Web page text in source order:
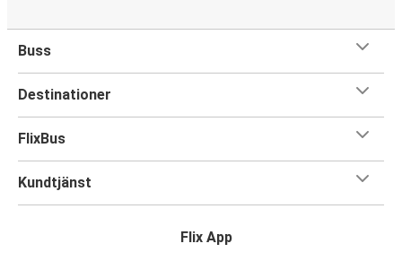
Buss
Destinationer
FlixBus
Kundtjänst
Flix App